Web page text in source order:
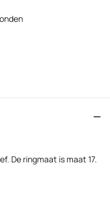
De ringmaat is maat 17.